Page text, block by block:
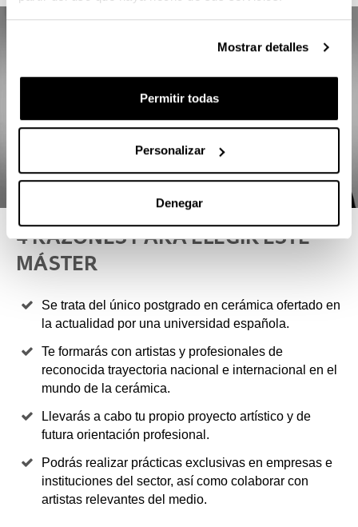
Mostrar detalles
Permitir todas
Personalizar
Denegar
4 RAZONES PARA ELEGIR ESTE
MÁSTER
Se trata del único postgrado en cerámica ofertado en
la actualidad por una universidad española.
Te formarás con artistas y profesionales de
reconocida trayectoria nacional e internacional en el
mundo de la cerámica.
Llevarás a cabo tu propio proyecto artístico y de
futura orientación profesional.
Podrás realizar prácticas exclusivas en empresas e
instituciones del sector, así como colaborar con
artistas relevantes del medio.